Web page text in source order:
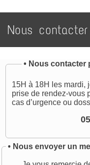
Nous contacter
• Nous contacter
15H à 18H les mardi,
prise de rendez-vous
cas d’urgence ou
• Nous envoyer un